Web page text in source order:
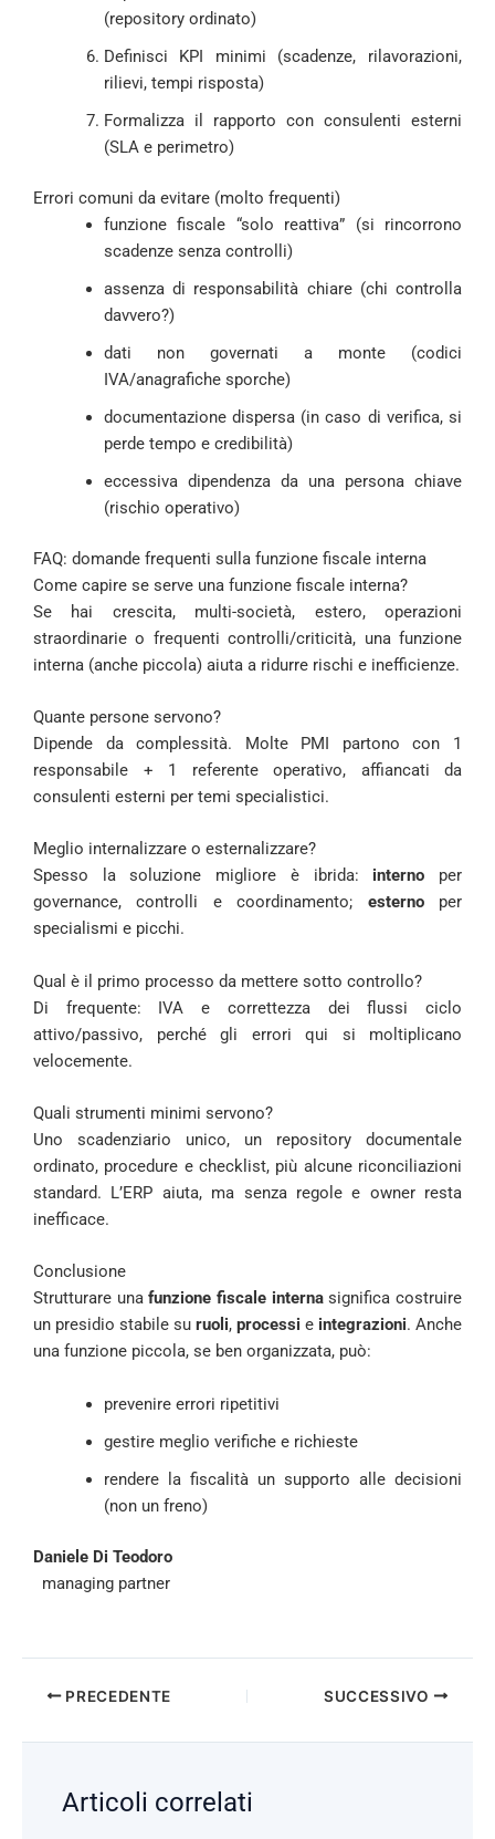
(repository ordinato)
Definisci KPI minimi (scadenze, rilavorazioni,
rilievi, tempi risposta)
Formalizza il rapporto con consulenti esterni
(SLA e perimetro)
Errori comuni da evitare (molto frequenti)
funzione fiscale “solo reattiva” (si rincorrono
scadenze senza controlli)
assenza di responsabilità chiare (chi controlla
davvero?)
dati non governati a monte (codici
IVA/anagrafiche sporche)
documentazione dispersa (in caso di verifica, si
perde tempo e credibilità)
eccessiva dipendenza da una persona chiave
(rischio operativo)
FAQ: domande frequenti sulla funzione fiscale interna
Come capire se serve una funzione fiscale interna?
Se hai crescita, multi-società, estero, operazioni
straordinarie o frequenti controlli/criticità, una funzione
interna (anche piccola) aiuta a ridurre rischi e inefficienze.
Quante persone servono?
Dipende da complessità. Molte PMI partono con 1
responsabile + 1 referente operativo, affiancati da
consulenti esterni per temi specialistici.
Meglio internalizzare o esternalizzare?
Spesso la soluzione migliore è ibrida: interno per
governance, controlli e coordinamento; esternoper
specialismi e picchi.
Qual è il primo processo da mettere sotto controllo?
Di frequente: IVA e correttezza dei flussi ciclo
attivo/passivo, perché gli errori qui si moltiplicano
velocemente.
Quali strumenti minimi servono?
Uno scadenziario unico, un repository documentale
ordinato, procedure e checklist, più alcune riconciliazioni
standard. L’ERP aiuta, ma senza regole e owner resta
inefficace.
Conclusione
Strutturare unafunzione fiscale internasignifica costruire
un presidio stabile su ruoli, processi e integrazioni. Anche
una funzione piccola, se ben organizzata, può:
prevenire errori ripetitivi
gestire meglio verifiche e richieste
rendere la fiscalità un supporto alle decisioni
(non un freno)
Daniele Di Teodoro
managing partner
PRECEDENTE SUCCESSIVO
Articoli correlati